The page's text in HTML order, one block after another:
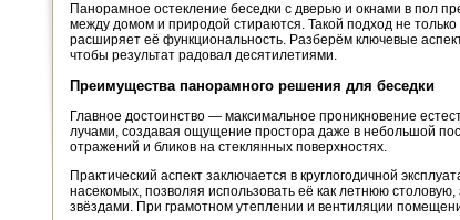
Панорамное остекление беседки с дверью и окнами в пол
между домом и природой стираются. Такой подход не
расширяет её функциональность. Разберём ключевые
чтобы результат радовал десятилетиями.
Преимущества панорамного решения для беседки
Главное достоинство — максимальное проникновение
лучами, создавая ощущение простора даже в небольшой
отражений и бликов на стеклянных поверхностях.
Практический аспект заключается в круглогодичной
насекомых, позволяя использовать её как летнюю
звёздами. При грамотном утеплении и вентиляции